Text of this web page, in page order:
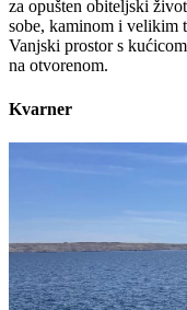
za opušten obiteljski
sobe, kaminom i velikim
Vanjski prostor s
na otvorenom.
Kvarner